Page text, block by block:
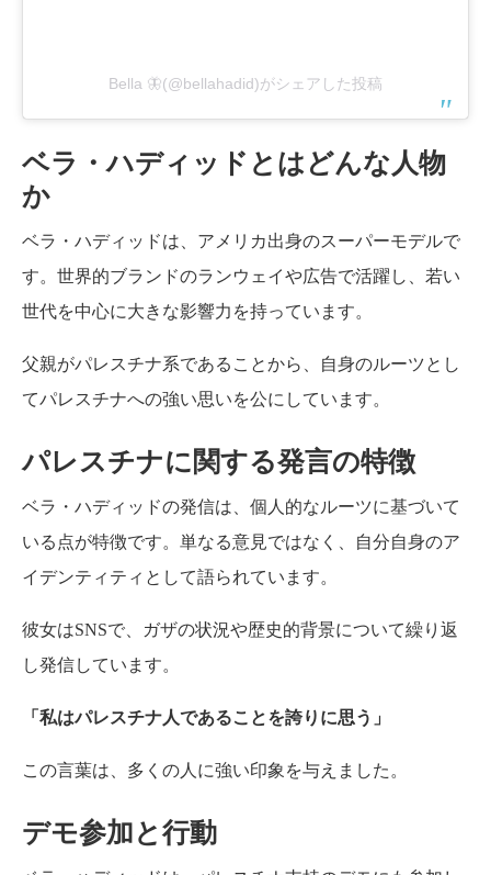
Bella 🦋(@bellahadid)がシェアした投稿
ベラ・ハディッドとはどんな人物
か
ベラ・ハディッドは、アメリカ出身のスーパーモデルで
す。世界的ブランドのランウェイや広告で活躍し、若い
世代を中心に大きな影響力を持っています。
父親がパレスチナ系であることから、自身のルーツとし
てパレスチナへの強い思いを公にしています。
パレスチナに関する発言の特徴
ベラ・ハディッドの発信は、個人的なルーツに基づいて
いる点が特徴です。単なる意見ではなく、自分自身のア
イデンティティとして語られています。
彼女はSNSで、ガザの状況や歴史的背景について繰り返
し発信しています。
「私はパレスチナ人であることを誇りに思う」
この言葉は、多くの人に強い印象を与えました。
デモ参加と行動